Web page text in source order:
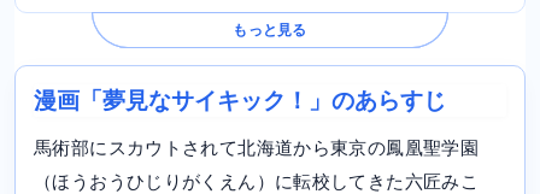
もっと見る
漫画「夢見なサイキック！」のあらすじ
馬術部にスカウトされて北海道から東京の鳳凰聖学園
（ほうおうひじりがくえん）に転校してきた六匠みこ